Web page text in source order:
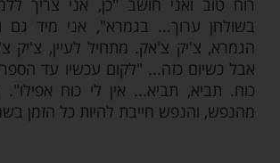
הגוף הזה, הגוף זו מכונה הרי.
של תאים, תשתיות... כשאתה
הולך כפוף, מקומט, מכווץ, החזה
כל הזמן במתח, אתם
דבר מתקלקלת.